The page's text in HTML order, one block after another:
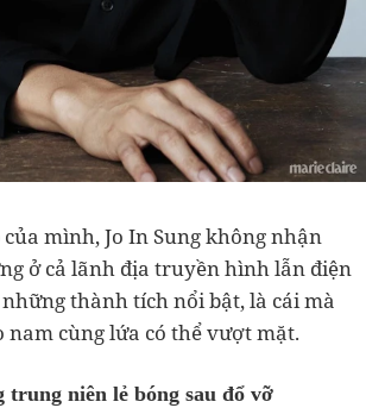
mình, Jo In Sung không nhận
ở cả lãnh địa truyền hình lẫn điện
thành tích nổi bật, là cái mà
nam cùng lứa có thể vượt mặt.
trung niên lẻ bóng sau đổ vỡ